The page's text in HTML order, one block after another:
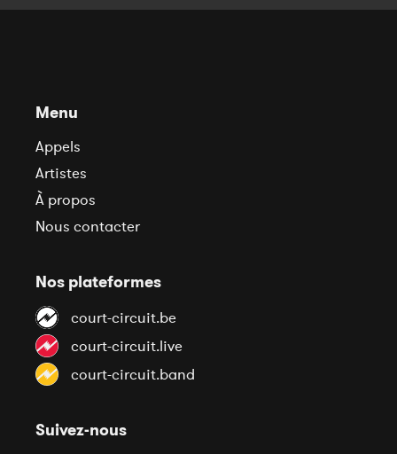
Menu
Appels
Artistes
À propos
Nous contacter
Nos plateformes
court-circuit.be
court-circuit.live
court-circuit.band
Suivez-nous